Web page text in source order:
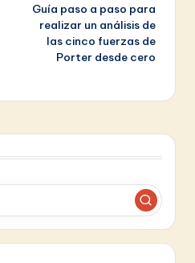
Guía paso a paso para
realizar un análisis de
las cinco fuerzas de
Porter desde cero